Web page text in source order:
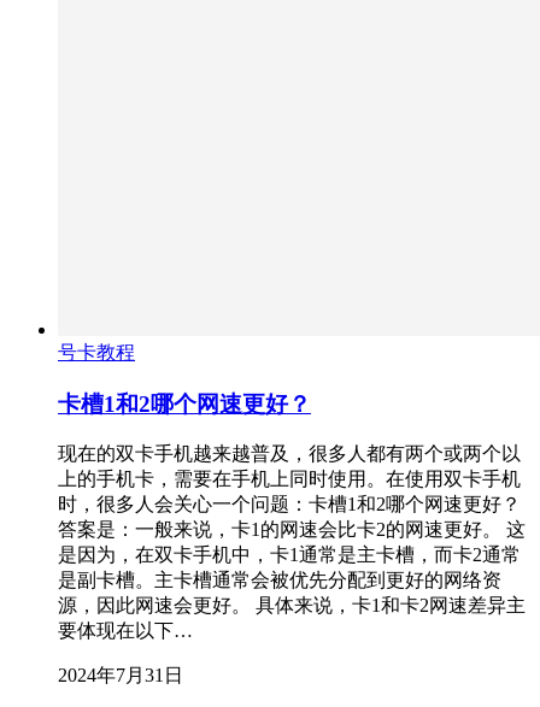
号卡教程
卡槽1和2哪个网速更好？
现在的双卡手机越来越普及，很多人都有两个或两个以
上的手机卡，需要在手机上同时使用。在使用双卡手机
时，很多人会关心一个问题：卡槽1和2哪个网速更好？
答案是：一般来说，卡1的网速会比卡2的网速更好。 这
是因为，在双卡手机中，卡1通常是主卡槽，而卡2通常
是副卡槽。主卡槽通常会被优先分配到更好的网络资
源，因此网速会更好。 具体来说，卡1和卡2网速差异主
要体现在以下…
2024年7月31日